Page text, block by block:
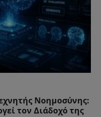
Νοημοσύνης:
τον Διάδοχό της